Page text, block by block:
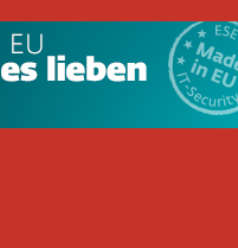
Subscribe to RSS